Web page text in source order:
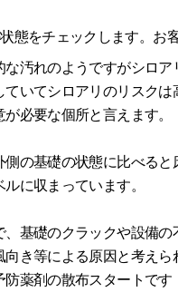
態をチェックします。お
汚れのようですがシロア
ていてシロアリのリスク
必要な個所と言えます。
の基礎の状態に比べる
に収まっています。
、基礎のクラックや設備
き等による原因と考え
薬剤の散布スタートです